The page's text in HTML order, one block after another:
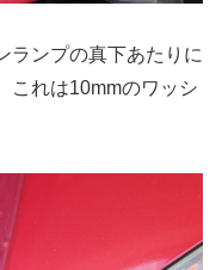
ランプの真下あたりに
これは10mmのワッシ